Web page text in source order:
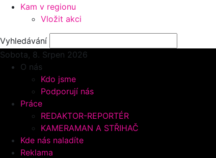
Kam v regionu
Vložit akci
Vyhledávání
Sobota, 8. Srpen 2026
O nás
Kdo jsme
Podporují nás
Práce
REDAKTOR-REPORTÉR
KAMERAMAN A STŘIHAČ
Kde nás naladíte
Reklama